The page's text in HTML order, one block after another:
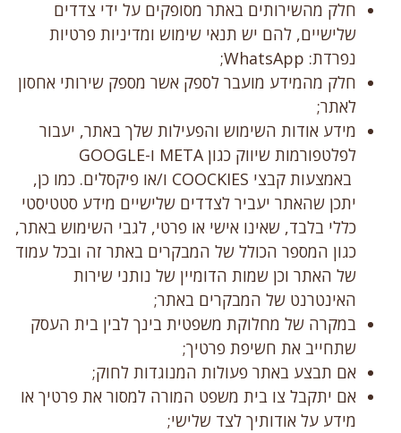
חלק מהשירותים באתר מסופקים על ידי צדדים
שלישיים, להם יש תנאי שימוש ומדיניות פרטיות
נפרדת: WhatsApp;
חלק מהמידע מועבר לספק אשר מספק שירותי אחסון
לאתר;
מידע אודות השימוש והפעילות שלך באתר, יעבור
לפלטפורמות שיווק כגון META ו-GOOGLE
באמצעות קבצי COOCKIES ו/או פיקסלים. כמו כן,
יתכן שהאתר יעביר לצדדים שלישיים מידע סטטיסטי
כללי בלבד, שאינו אישי או פרטי, לגבי השימוש באתר,
כגון המספר הכולל של המבקרים באתר זה ובכל עמוד
של האתר וכן שמות הדומיין של נותני שירות
האינטרנט של המבקרים באתר;
במקרה של מחלוקת משפטית בינך לבין בית העסק
שתחייב את חשיפת פרטיך;
אם תבצע באתר פעולות המנוגדות לחוק;
אם יתקבל צו בית משפט המורה למסור את פרטיך או
מידע על אודותיך לצד שלישי;